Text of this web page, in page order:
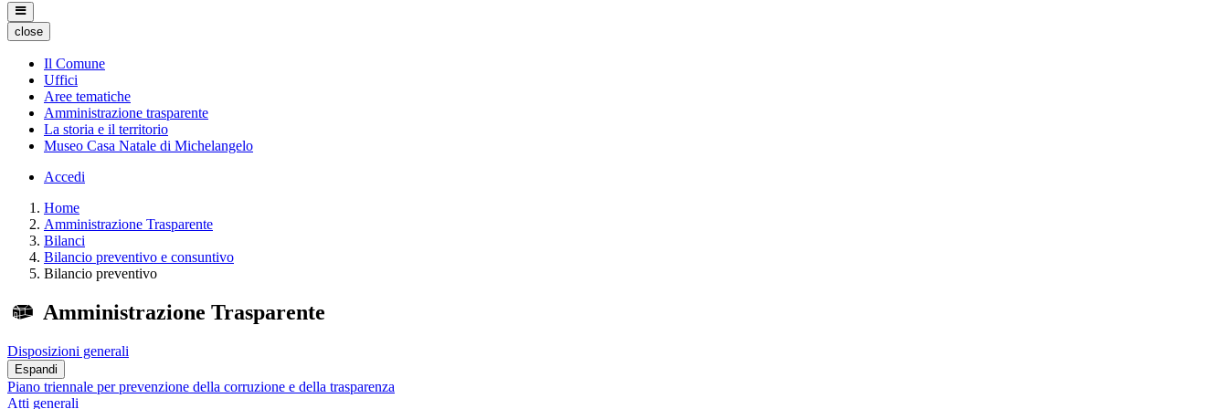
close
Il Comune
Uffici
Aree tematiche
Amministrazione trasparente
La storia e il territorio
Museo Casa Natale di Michelangelo
Accedi
Home
Amministrazione Trasparente
Bilanci
Bilancio preventivo e consuntivo
Bilancio preventivo
Amministrazione Trasparente
Disposizioni generali
Espandi
Piano triennale per prevenzione della corruzione e della trasparenza
Atti generali